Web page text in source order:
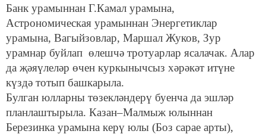
Банк урамыннан Г.Камал урамына,
Астрономическая урамыннан Энергетиклар
урамына, Вагыйзовлар, Маршал Жуков, Зур
урамнар буйлап өлешчә тротуарлар ясалачак. Алар
да җәяүлеләр өчен куркынычсыз хәрәкәт итүне
күздә тотып башкарыла.
Булган юлларны төзекләндерү буенча да эшләр
планлаштырыла. Казан–Малмыж юлыннан
Березинка урамына керү юлы (Боз сарае арты),